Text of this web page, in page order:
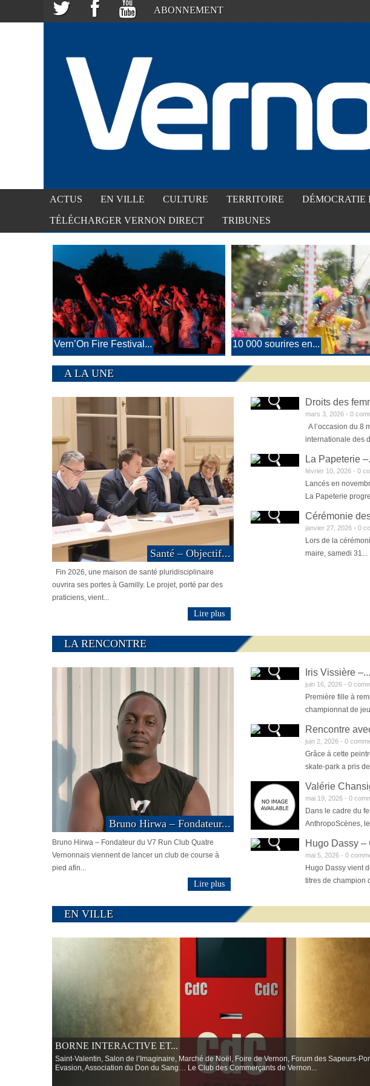
ABONNEMENT
ACTUS EN VILLE CULTURE TERRITOIRE DÉMOCRATIE
TÉLÉCHARGER VERNON DIRECT TRIBUNES
Vern’On Fire Festival... 10 000 sourires en...
A LA UNE
Santé – Objectif...
Fin 2026, une maison de santé pluridisciplinaire
ouvrira ses portes à Gamilly. Le projet, porté par des
praticiens, vient...
Lire plus
Droits des
mars 3, 2026 - 0
A l’occasion du 8
internationale des
La Papeterie
février 10, 2026 - 0
Lancés en
La Papeterie
Cérémonie
janvier 27, 2026 - 0
Lors de la
maire, samedi 31...
LA RENCONTRE
Bruno Hirwa – Fondateur...
Bruno Hirwa – Fondateur du V7 Run Club Quatre
Vernonnais viennent de lancer un club de course à
pied afin...
Lire plus
Iris Vissière –...
juin 16, 2026 - 0
Première fille à
championnat de
Rencontre
juin 2, 2026 - 0
Grâce à cette
skate-park a pris
Valérie
mai 19, 2026 - 0
Dans le cadre du
AnthropoScènes, le
Hugo Dassy –
mai 5, 2026 - 0
Hugo Dassy vient
titres de champion
EN VILLE
BORNE INTERACTIVE ET...
Saint‑Valentin, Salon de l’Imaginaire, Marché de Noël, Foire de Vernon, Forum des
Evasion, Association du Don du Sang… Le Club des Commerçants de Vernon...